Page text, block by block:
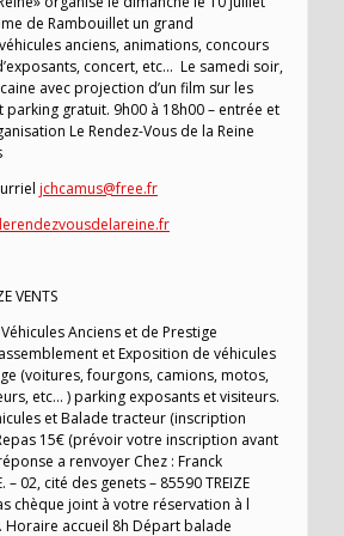
de Rambouillet un grand
anciens, animations, concours
concert, etc… Le samedi soir,
avec projection d’un film sur les
parking gratuit. 9h00 à 18h00 – entrée et
Le Rendez-Vous de la Reine
jchcamus@free.fr
VENTS
Anciens et de Prestige
et Exposition de véhicules
(voitures, fourgons, camions, motos,
etc… ) parking exposants et visiteurs.
et Balade tracteur (inscription
15€ (prévoir votre inscription avant
a renvoyer Chez : Franck
– 02, cité des genets – 85590 TREIZE
chèque joint à votre réservation à l
Horaire accueil 8h Départ balade